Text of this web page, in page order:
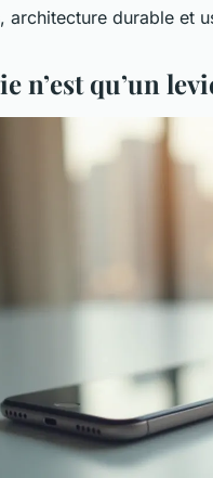
architecture durable et
n’est qu’un